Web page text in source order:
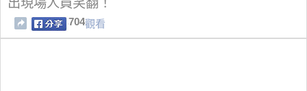
出現場人員笑翻！
704觀看